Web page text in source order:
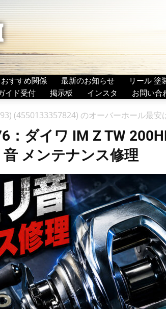
おすすめ関係 最新のお知らせ リール 塗
イド受付 掲示板 インスタ お問い合
(4550133357824) のオーバーホール最安
：ダイワ IM Z TW
メンテナンス修理